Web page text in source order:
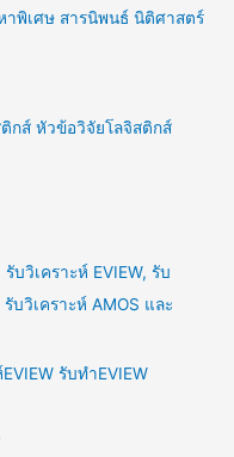
พิเศษ สารนิพนธ์ นิติศาสตร์
กส์ หัวข้อวิจัยโลจิสติกส์
บวิเคราะห์ EVIEW, รับ
บวิเคราะห์ AMOS และ
รับทำEVIEW